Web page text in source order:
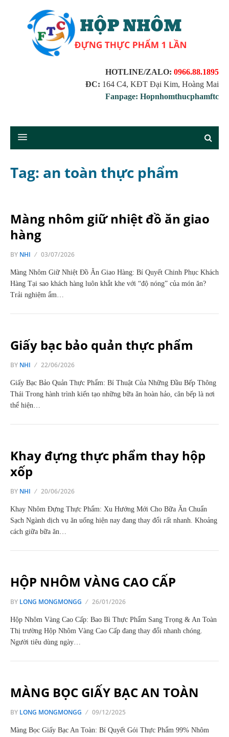
HOTLINE/ZALO: 0966.88.1895
ĐC: 164 C4, KĐT Đại Kim, Hoàng Mai
Fanpage: Hopnhomthucphamftc
Tag: an toàn thực phẩm
Màng nhôm giữ nhiệt đồ ăn giao
hàng
BY NHI 03/07/2026
Màng Nhôm Giữ Nhiệt Đồ Ăn Giao Hàng: Bí Quyết Chinh Phục Khách
Hàng Tại sao khách hàng luôn khắt khe với “độ nóng” của món ăn?
Trải nghiệm ẩm…
Giấy bạc bảo quản thực phẩm
BY NHI 22/06/2026
Giấy Bạc Bảo Quản Thực Phẩm: Bí Thuật Của Những Đầu Bếp Thông
Thái Trong hành trình kiến tạo những bữa ăn hoàn hảo, căn bếp là nơi
thể hiện…
Khay đựng thực phẩm thay hộp
xốp
BY NHI 20/06/2026
Khay Nhôm Đựng Thực Phẩm: Xu Hướng Mới Cho Bữa Ăn Chuẩn
Sạch Ngành dịch vụ ăn uống hiện nay đang thay đổi rất nhanh. Khoảng
cách giữa bữa ăn…
HỘP NHÔM VÀNG CAO CẤP
BY LONG MONGMONGG 26/01/2026
Hộp Nhôm Vàng Cao Cấp: Bao Bì Thực Phẩm Sang Trọng & An Toàn
Thị trường Hộp Nhôm Vàng Cao Cấp đang thay đổi nhanh chóng.
Người tiêu dùng ngày…
MÀNG BỌC GIẤY BẠC AN TOÀN
BY LONG MONGMONGG 09/12/2025
Màng Bọc Giấy Bạc An Toàn: Bí Quyết Gói Thực Phẩm 99% Nhôm